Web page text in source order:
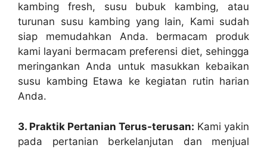
kambing fresh, susu bubuk kambing, atau
turunan susu kambing yang lain, Kami sudah
siap memudahkan Anda. bermacam produk
kami layani bermacam preferensi diet, sehingga
meringankan Anda untuk masukkan kebaikan
susu kambing Etawa ke kegiatan rutin harian
Anda.
3. Praktik Pertanian Terus-terusan: Kami yakin
pada pertanian berkelanjutan dan menjual